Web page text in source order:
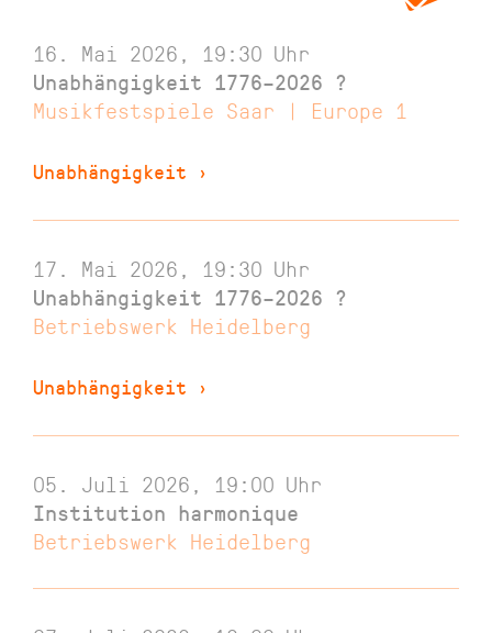
16. Mai 2026, 19:30 Uhr
Unabhängigkeit 1776–2026 ?
Musikfestspiele Saar | Europe 1
Unabhängigkeit ›
17. Mai 2026, 19:30 Uhr
Unabhängigkeit 1776–2026 ?
Betriebswerk Heidelberg
Unabhängigkeit ›
05. Juli 2026, 19:00 Uhr
Institution harmonique
Betriebswerk Heidelberg